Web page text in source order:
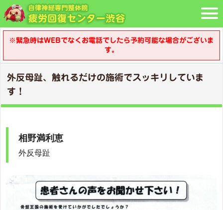
※緊急時はWEBでなくお電話でしたら予約可能な場合がございま
す。
外反母趾、触れるだけの施術でスッキリしていま
す！
相野満利恵
外反母趾